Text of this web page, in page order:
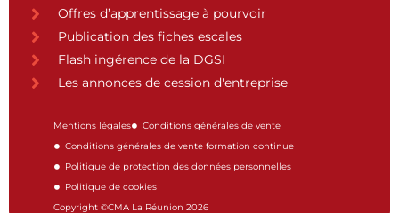
Offres d’apprentissage à pourvoir
Publication des fiches escales
Flash ingérence de la DGSI
Les annonces de cession d'entreprise
Mentions légales
Conditions générales de vente
Conditions générales de vente formation continue
Politique de protection des données personnelles
Politique de cookies
Copyright ©CMA La Réunion 2026